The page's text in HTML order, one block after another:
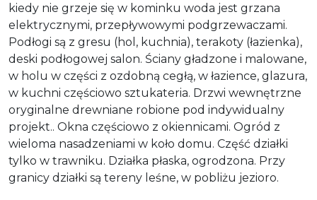
kiedy nie grzeje się w kominku woda jest grzana
elektrycznymi, przepływowymi podgrzewaczami.
Podłogi są z gresu (hol, kuchnia), terakoty (łazienka),
deski podłogowej salon. Ściany gładzone i malowane,
w holu w części z ozdobną cegłą, w łazience, glazura,
w kuchni częściowo sztukateria. Drzwi wewnętrzne
oryginalne drewniane robione pod indywidualny
projekt.. Okna częściowo z okiennicami. Ogród z
wieloma nasadzeniami w koło domu. Część działki
tylko w trawniku. Działka płaska, ogrodzona. Przy
granicy działki są tereny leśne, w pobliżu jezioro.